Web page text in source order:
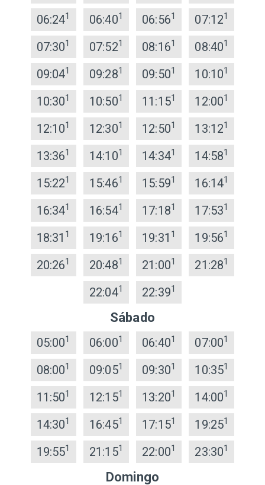
06:241 06:401 06:561 07:121
07:301 07:521 08:161 08:401
09:041 09:281 09:501 10:101
10:301 10:501 11:151 12:001
12:101 12:301 12:501 13:121
13:361 14:101 14:341 14:581
15:221 15:461 15:591 16:141
16:341 16:541 17:181 17:531
18:31 1 19:161 19:31 1 19:561
20:261 20:481 21:001 21:281
22:041 22:391
Sábado
05:001 06:001 06:401 07:001
08:001 09:051 09:301 10:351
11:501 12:151 13:201 14:001
14:301 16:451 17:151 19:251
19:551 21:151 22:001 23:301
Domingo